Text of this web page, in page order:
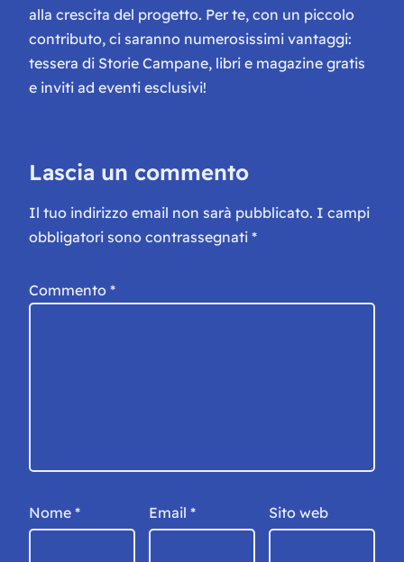
alla crescita del progetto. Per te, con un piccolo
contributo, ci saranno numerosissimi vantaggi:
tessera di Storie Campane, libri e magazine gratis
e inviti ad eventi esclusivi!
Lascia un commento
Il tuo indirizzo email non sarà pubblicato. I campi
obbligatori sono contrassegnati *
Commento *
Nome * Email * Sito web